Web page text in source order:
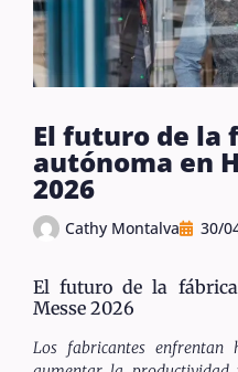
El futuro de la
autónoma en
2026
Cathy Montalva 30/
El futuro de la
Messe 2026
Los fabricantes